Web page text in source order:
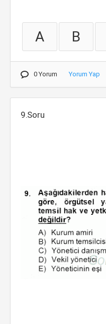
A B
0 Yorum Yorum Yap
9.Soru